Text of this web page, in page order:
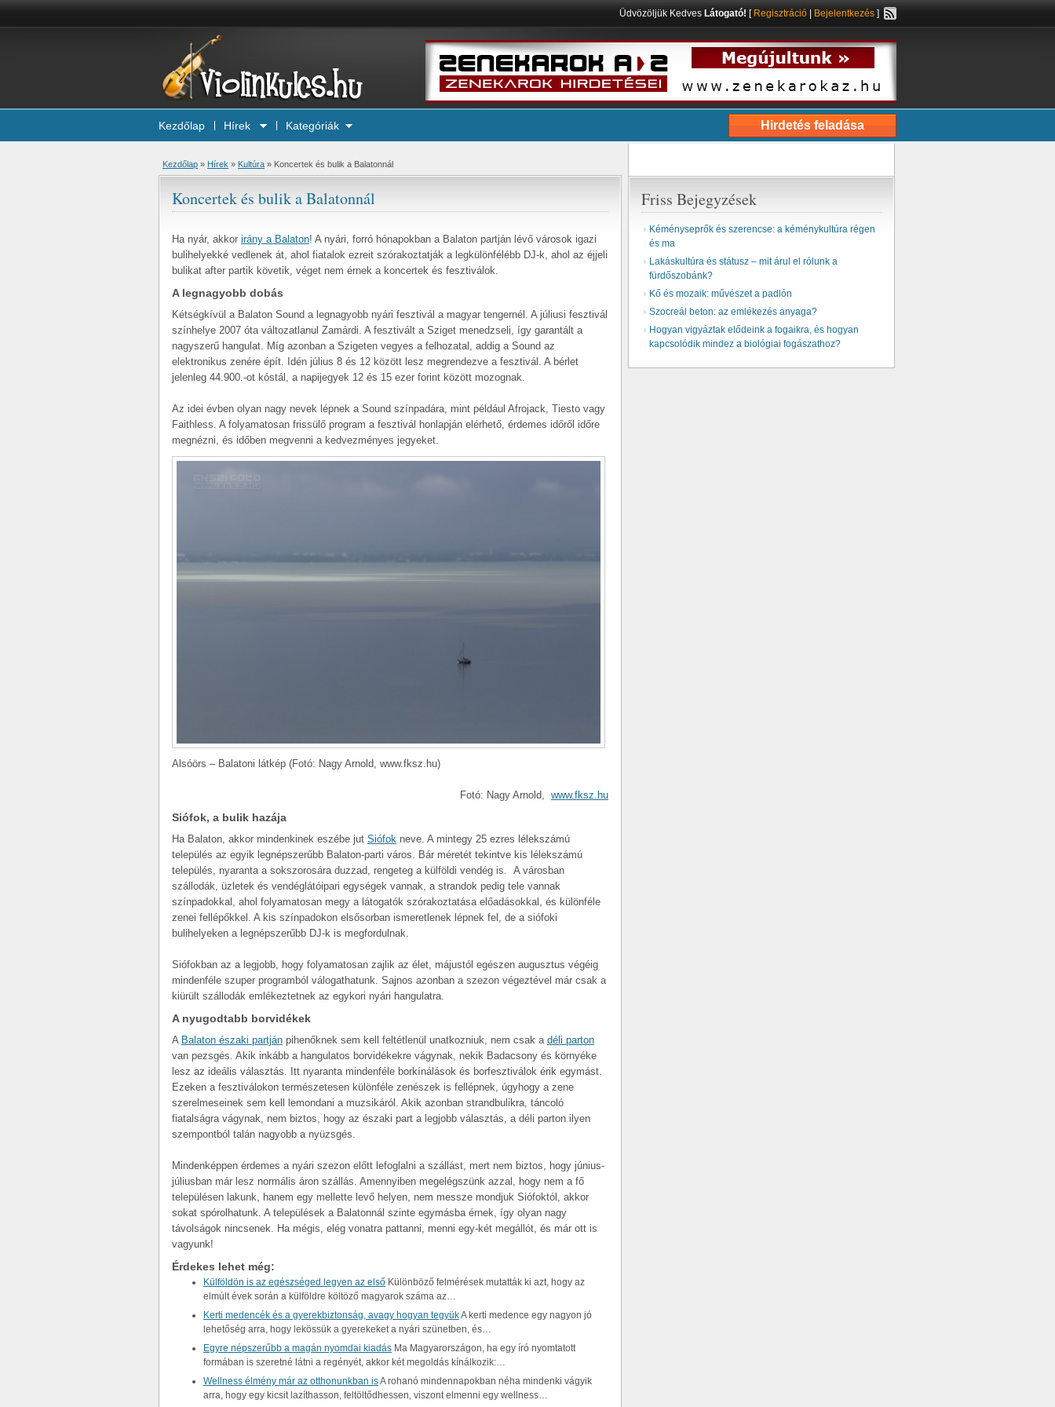
Üdvözöljük Kedves Látogató! [ Regisztráció Bejelentkezés ]
Hirdetés feladása
Kezdőlap Hírek Kategóriák
Kezdőlap » Hírek » Kultúra » Koncertek és bulik a Balatonnál
Koncertek és bulik a Balatonnál
Ha nyár, akkor irány a Balaton! A nyári, forró hónapokban a Balaton partján lévő városok igazi
bulihelyekké vedlenek át, ahol fiatalok ezreit szórakoztatják a legkülönfélébb DJ-k, ahol az éjjeli
bulikat after partik követik, véget nem érnek a koncertek és fesztiválok.
A legnagyobb dobás
Kétségkívül a Balaton Sound a legnagyobb nyári fesztivál a magyar tengernél. A júliusi fesztivál
színhelye 2007 óta változatlanul Zamárdi. A fesztivált a Sziget menedzseli, így garantált a
nagyszerű hangulat. Míg azonban a Szigeten vegyes a felhozatal, addig a Sound az
elektronikus zenére épít. Idén július 8 és 12 között lesz megrendezve a fesztivál. A bérlet
jelenleg 44.900.-ot kóstál, a napijegyek 12 és 15 ezer forint között mozognak.
Az idei évben olyan nagy nevek lépnek a Sound színpadára, mint például Afrojack, Tiesto vagy
Faithless. A folyamatosan frissülő program a fesztivál honlapján elérhető, érdemes időről időre
megnézni, és időben megvenni a kedvezményes jegyeket.
Alsóörs – Balatoni látkép (Fotó: Nagy Arnold, www.fksz.hu)
Fotó: Nagy Arnold, www.fksz.hu
Siófok, a bulik hazája
Ha Balaton, akkor mindenkinek eszébe jut Siófok neve. A mintegy 25 ezres lélekszámú
település az egyik legnépszerűbb Balaton-parti város. Bár méretét tekintve kis lélekszámú
település, nyaranta a sokszorosára duzzad, rengeteg a külföldi vendég is. A városban
szállodák, üzletek és vendéglátóipari egységek vannak, a strandok pedig tele vannak
színpadokkal, ahol folyamatosan megy a látogatók szórakoztatása előadásokkal, és különféle
zenei fellépőkkel. A kis színpadokon elsősorban ismeretlenek lépnek fel, de a siófoki
bulihelyeken a legnépszerűbb DJ-k is megfordulnak.
Siófokban az a legjobb, hogy folyamatosan zajlik az élet, májustól egészen augusztus végéig
mindenféle szuper programból válogathatunk. Sajnos azonban a szezon végeztével már csak a
kiürült szállodák emlékeztetnek az egykori nyári hangulatra.
A nyugodtabb borvidékek
A Balaton északi partján pihenőknek sem kell feltétlenül unatkozniuk, nem csak a déli parton
van pezsgés. Akik inkább a hangulatos borvidékekre vágynak, nekik Badacsony és környéke
lesz az ideális választás. Itt nyaranta mindenféle borkínálások és borfesztiválok érik egymást.
Ezeken a fesztiválokon természetesen különféle zenészek is fellépnek, úgyhogy a zene
szerelmeseinek sem kell lemondani a muzsikáról. Akik azonban strandbulikra, táncoló
fiatalságra vágynak, nem biztos, hogy az északi part a legjobb választás, a déli parton ilyen
szempontból talán nagyobb a nyüzsgés.
Mindenképpen érdemes a nyári szezon előtt lefoglalni a szállást, mert nem biztos, hogy június-
júliusban már lesz normális áron szállás. Amennyiben megelégszünk azzal, hogy nem a fő
településen lakunk, hanem egy mellette levő helyen, nem messze mondjuk Siófoktól, akkor
sokat spórolhatunk. A települések a Balatonnál szinte egymásba érnek, így olyan nagy
távolságok nincsenek. Ha mégis, elég vonatra pattanni, menni egy-két megállót, és már ott is
vagyunk!
Érdekes lehet még:
Külföldön is az egészséged legyen az első Különböző felmérések mutatták ki azt, hogy az
elmúlt évek során a külföldre költöző magyarok száma az…
Kerti medencék és a gyerekbiztonság, avagy hogyan tegyükA kerti medence egy nagyon jó
lehetőség arra, hogy lekössük a gyerekeket a nyári szünetben, és…
Egyre népszerűbb a magán nyomdai kiadás Ma Magyarországon, ha egy író nyomtatott
formában is szeretné látni a regényét, akkor két megoldás kínálkozik:…
Wellness élmény már az otthonunkban isA rohanó mindennapokban néha mindenki vágyik
arra, hogy egy kicsit lazíthasson, feltöltődhessen, viszont elmenni egy wellness…
Friss Bejegyzések
Kéményseprők és szerencse: a kéménykultúra régen
és ma
Lakáskultúra és státusz – mit árul el rólunk a
fürdőszobánk?
Kő és mozaik: művészet a padlón
Szocreál beton: az emlékezés anyaga?
Hogyan vigyáztak elődeink a fogaikra, és hogyan
kapcsolódik mindez a biológiai fogászathoz?